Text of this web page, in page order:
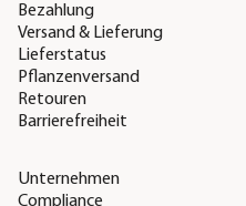
Bezahlung
Versand & Lieferung
Lieferstatus
Pflanzenversand
Retouren
Barrierefreiheit
Unternehmen
Compliance